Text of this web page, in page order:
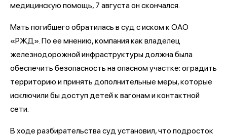
медицинскую помощь, 7 августа он скончался.
Мать погибшего обратилась в суд с иском к ОАО
«РЖД». По ее мнению, компания как владелец
железнодорожной инфраструктуры должна была
обеспечить безопасность на опасном участке: оградить
территорию и принять дополнительные меры, которые
исключили бы доступ детей к вагонам и контактной
сети.
В ходе разбирательства суд установил, что подросток